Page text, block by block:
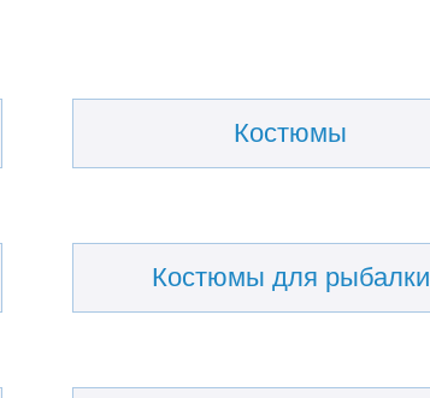
Костюмы
Костюмы для рыбалки